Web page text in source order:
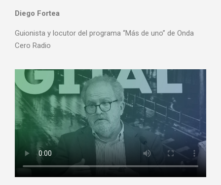
Diego Fortea
Guionista y locutor del programa “Más de uno” de Onda
Cero Radio